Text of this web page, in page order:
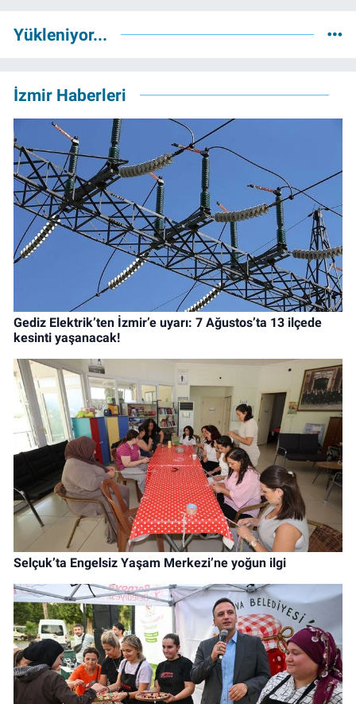
Yükleniyor...
İzmir Haberleri
Gediz Elektrik’ten İzmir’e uyarı: 7 Ağustos’ta 13 ilçede
kesinti yaşanacak!
Selçuk’ta Engelsiz Yaşam Merkezi’ne yoğun ilgi